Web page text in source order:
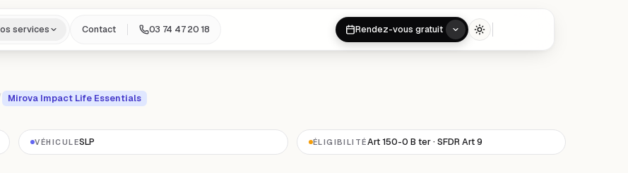
services Contact 03 74 47 20 18 Rendez-vous gratuit Toggle theme
Mirova Impact Life Essentials
VÉHICULESLP ÉLIGIBILITÉArt 150-0 B ter · SFDR Art 9